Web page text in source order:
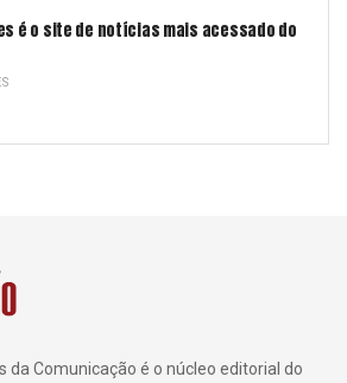
é o site de notícias mais acessado do
da Comunicação é o núcleo editorial do